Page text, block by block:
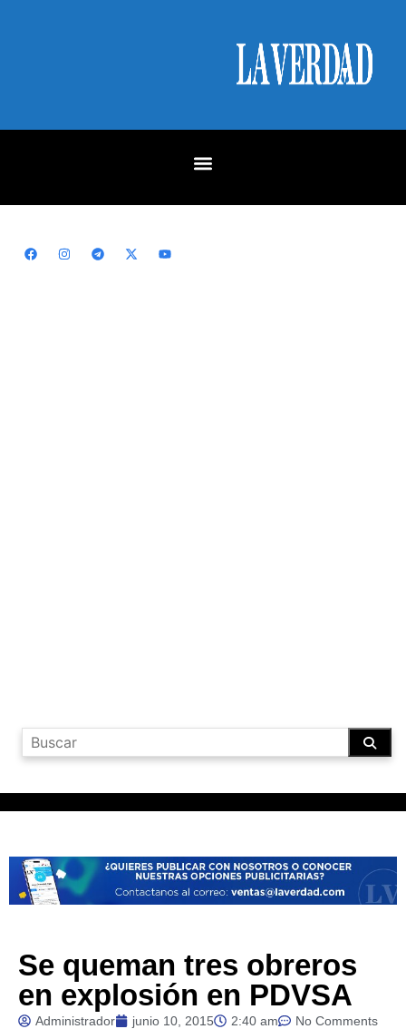
Se queman tres obreros
en explosión en PDVSA
Administrador junio 10, 2015 2:40 am No Comments